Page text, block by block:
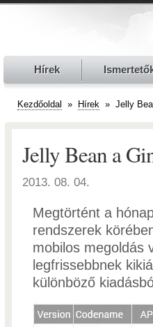
Jelly Bean a
2013. 08. 04.
Megtörtént a
rendszerek
mobilos megoldás
legfrissebbnek
különböző
Kezdőoldal » Hírek » Jelly
Hírek